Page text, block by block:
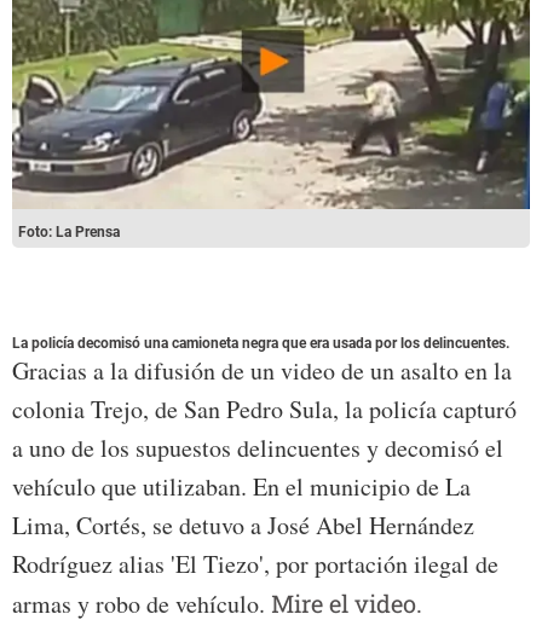
Foto: La Prensa
La policía decomisó una camioneta negra que era usada por los delincuentes.
Gracias a la difusión de un video de un asalto en la
colonia Trejo, de San Pedro Sula, la policía capturó
a uno de los supuestos delincuentes y decomisó el
vehículo que utilizaban. En el municipio de La
Lima, Cortés, se detuvo a José Abel Hernández
Rodríguez alias 'El Tiezo', por portación ilegal de
armas y robo de vehículo. Mire el video.